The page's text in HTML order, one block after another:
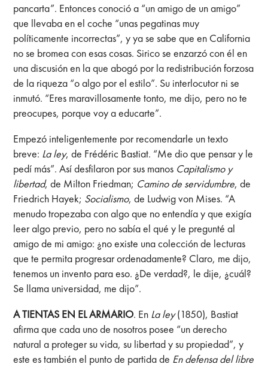
pancarta”. Entonces conoció a “un amigo de un amigo”
que llevaba en el coche “unas pegatinas muy
políticamente incorrectas”, y ya se sabe que en California
no se bromea con esas cosas. Sirico se enzarzó con él en
una discusión en la que abogó por la redistribución forzosa
de la riqueza “o algo por el estilo”. Su interlocutor ni se
inmutó. “Eres maravillosamente tonto, me dijo, pero no te
preocupes, porque voy a educarte”.
Empezó inteligentemente por recomendarle un texto
breve: La ley, de Frédéric Bastiat. “Me dio que pensar y le
pedí más”. Así desfilaron por sus manos Capitalismo y
libertad, de Milton Friedman; Camino de servidumbre, de
Friedrich Hayek; Socialismo, de Ludwig von Mises. “A
menudo tropezaba con algo que no entendía y que exigía
leer algo previo, pero no sabía el qué y le pregunté al
amigo de mi amigo: ¿no existe una colección de lecturas
que te permita progresar ordenadamente? Claro, me dijo,
tenemos un invento para eso. ¿De verdad?, le dije, ¿cuál?
Se llama universidad, me dijo”.
A TIENTAS EN EL ARMARIO. En La ley(1850), Bastiat
afirma que cada uno de nosotros posee “un derecho
natural a proteger su vida, su libertad y su propiedad”, y
este es también el punto de partida de En defensa del libre